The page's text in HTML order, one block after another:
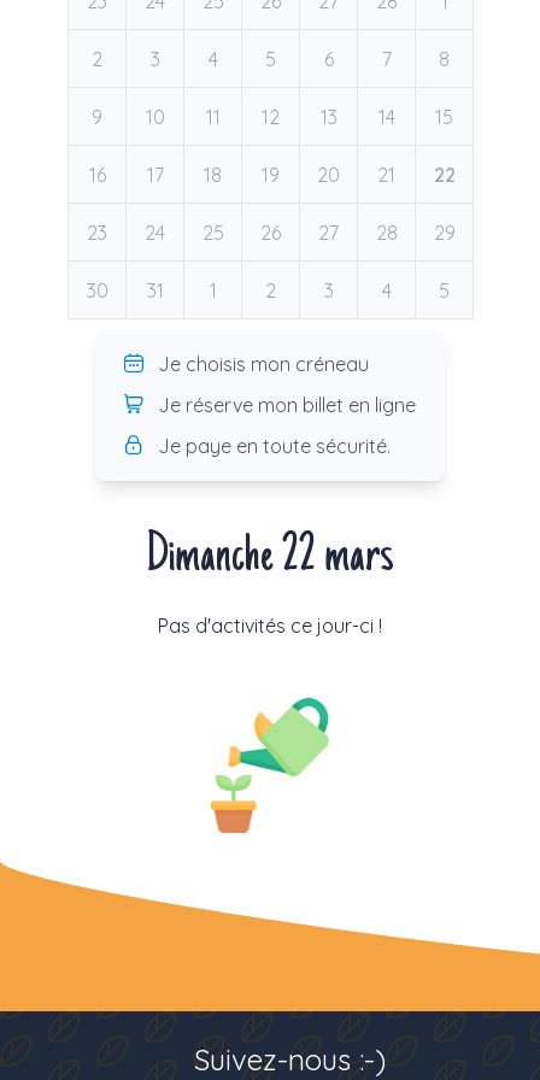
2 3 4 5 6 7 8
9 10 11 12 13 14 15
16 17 18 19 20 21 22
23 24 25 26 27 28 29
30 31 1 2 3 4 5
Je choisis mon créneau
Je réserve mon billet en ligne
Je paye en toute sécurité.
Dimanche 22 mars
Pas d'activités ce jour-ci !
Suivez-nous :-)